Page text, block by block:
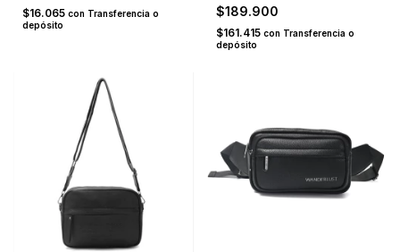
$16.065 con Transferencia o
depósito
$189.900
$161.415 con Transferencia o
depósito